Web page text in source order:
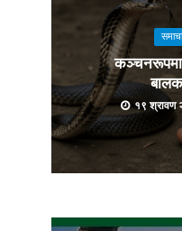
कञ्चनरूपमा
१९ श्रावण